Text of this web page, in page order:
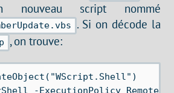
script nommé
. Si on décode la
, on trouve: